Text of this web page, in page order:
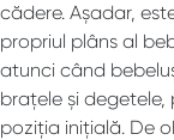
cădere. Așadar,
propriul plâns al
atunci când
brațele și degetele,
poziția inițială. De